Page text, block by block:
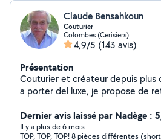
Claude Bensahkoun
Couturier
Colombes (Cerisiers)
4,9/5 (143 avis)
Présentation
Couturier et créateur depuis plus de 40 ans dans le prêt
a porter del luxe, je propose de
Dernier avis laissé par Nadège :
Il y a plus de 6 mois
TOP, TOP, TOP! 8 pièces différentes